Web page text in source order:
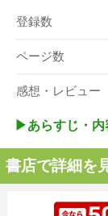
登録数
ページ数
感想・レビュー
▶︎あらすじ・内
書店で詳細を